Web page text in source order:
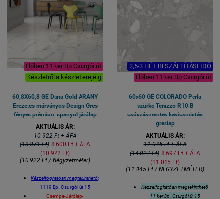
Felülete: matt mázas porcelán
R10 B csúszásmentesség
Lézer-vágott azaz rektifikált
oldalélek
Vastagsága 8 mm
1 kiszerelés 4 lap azaz 1,44
négyzetméter (60x60 méret)
Élőben 11 ker Bp Csurgói út
Készletről a készlet erejéig
60,8X60,8 GE Dana Gold ARANY
Erezetes márványos Design Gres
fényes prémium spanyol járólap
AKTUÁLIS ÁR:
10 922 Ft + ÁFA
(13 871 Ft) 8 600 Ft + ÁFA
(10 922 Ft)
(10 922 Ft / Négyzetméter)
Kézzelfoghatóan megtekinthető:
1119 Bp. Csurgói út 15
Csempe-Járólap-
2,5-3 HÉT BESZÁLLÍTÁSI IDŐ
Élőben 11 ker Bp Csurgói út
60x60 GE COLORADO Perla
szürke Terazzo R10 B
csúszásmentes kavicsmintás
greslap
AKTUÁLIS ÁR:
11 045 Ft + ÁFA
(14 027 Ft) 8 697 Ft + ÁFA
(11 045 Ft)
(11 045 Ft / NÉGYZETMÉTER)
Kézzelfoghatóan megtekinthető
11 ker Bp. Csurgói út 15